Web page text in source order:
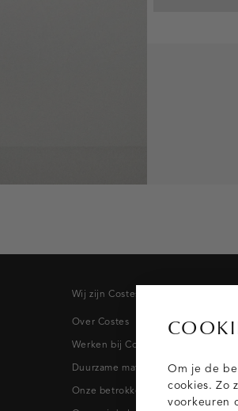
Wij zijn Costes
Over Costes
Werken bij Costes
Duurzame materialen
Onze betrokkenheid
Om je de
cookies. Zo
voorkeuren